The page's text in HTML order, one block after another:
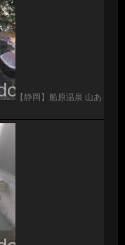
【静岡】船原温泉 山あ